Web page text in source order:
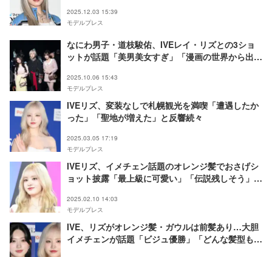
2025.12.03 15:39
モデルプレス
なにわ男子・道枝駿佑、IVEレイ・リズとの3ショ
ットが話題「美男美女すぎ」「漫画の世界から出て
2025.10.06 15:43
モデルプレス
IVEリズ、変装なしで札幌観光を満喫「遭遇したか
った」「聖地が増えた」と反響続々
2025.03.05 17:19
モデルプレス
IVEリズ、イメチェン話題のオレンジ髪でおさげシ
ョット披露「最上級に可愛い」「伝説残しそう」の
2025.02.10 14:03
モデルプレス
IVE、リズがオレンジ髪・ガウルは前髪あり…大胆
イメチェンが話題「ビジュ優勝」「どんな髪型も似